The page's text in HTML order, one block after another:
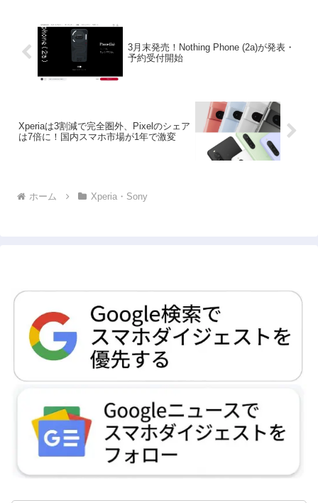
3月末発売！Nothing Phone (2a)が発表・
予約受付開始
Xperiaは3割減で完全圏外、Pixelのシェア
は7倍に！国内スマホ市場が1年で激変
ホーム Xperia・Sony